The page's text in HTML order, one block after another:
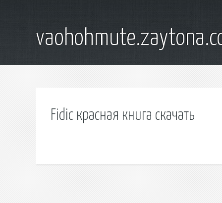
Fidic красная книга скачать